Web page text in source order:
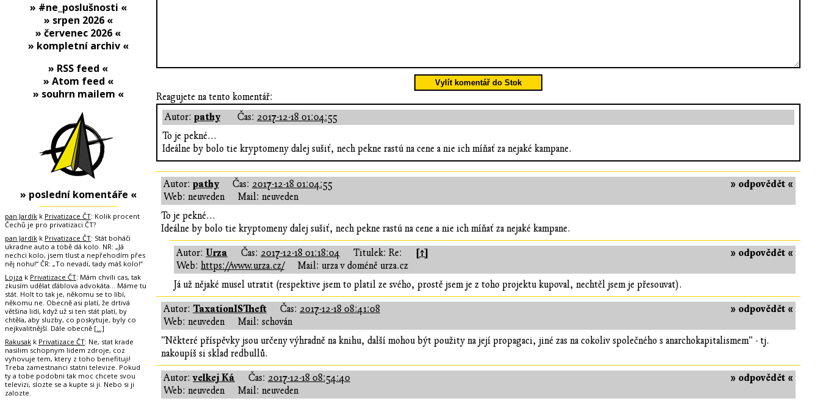
Vylít komentář do Stok
Reagujete na tento komentář:
Autor: pathy Čas: 2017-12-18 01:04:55
To je pekné...
Ideálne by bolo tie kryptomeny dalej sušiť, nech pekne rastú na cene a nie ich míňať za nejaké kampane.
» odpovědět «
Autor: pathy Čas: 2017-12-18 01:04:55
Web: neuveden
Mail: neuveden
To je pekné...
Ideálne by bolo tie kryptomeny dalej sušiť, nech pekne rastú na cene a nie ich míňať za nejaké kampane.
» odpovědět «
Autor: Urza Čas: 2017-12-18 01:18:04 Titulek: Re: [↑]
Web:https://www.urza.cz/
Mail: urza v doméně urza.cz
Já už nějaké musel utratit (respektive jsem to platil ze svého, prostě jsem je z toho projektu kupoval, nechtěl jsem je přesouvat).
» odpovědět «
Autor: TaxationISTheft Čas: 2017-12-18 08:41:08
Web: neuveden
Mail: schován
"Některé příspěvky jsou určeny výhradně na knihu, další mohou být použity na její propagaci, jiné zas na cokoliv společného s anarchokapitalismem" - tj.
nakoupíš si sklad redbullů.
» odpovědět «
Autor:velkej Ká Čas: 2017-12-18 08:54:40
Web: neuveden
Mail: neuveden
» #ne_poslušnosti «
» srpen 2026 «
» červenec 2026 «
» kompletní archiv «
» RSS feed «
» Atom feed «
» souhrn mailem «
» poslední komentáře «
pan Jardík k Privatizace ČT: Kolik procent
Čechů je pro privatizaci ČT?
pan Jardík k Privatizace ČT: Stát boháči
ukradne auto a tobě dá kolo. NR: „Já
nechci kolo, jsem tlust a nepřehodím přes
něj nohu!“ ČR: „To nevadí, tady máš kolo!“
Lojza k Privatizace ČT: Mám chvíli cas, tak
zkusím udělat ďáblova advokáta... Máme tu
stát. Holt to tak je, někomu se to líbí,
někomu ne. Obecně asi platí, že drtivá
většina lidí, když už si ten stát platí, by
chtěla, aby sluzby, co poskytuje, byly co
nejkvalitnější. Dále obecně […]
Rakusak k Privatizace ČT: Ne, stat krade
nasilim schopnym lidem zdroje, coz
vyhovuje tem, ktery z toho benefituji!
Treba zamestnanci statni televize. Pokud
ty a tobe podobni tak moc chcete svou
televizi, slozte se a kupte si ji. Nebo si ji
zalozte.